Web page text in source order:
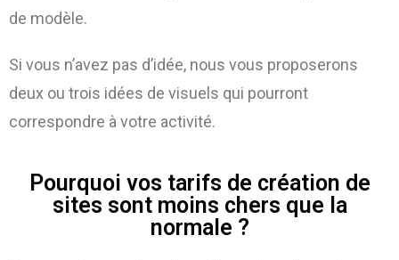
de modèle.
Si vous n’avez pas d’idée, nous vous proposerons
deux ou trois idées de visuels qui pourront
correspondre à votre activité.
Pourquoi vos tarifs de création de
sites sont moins chers que la
normale ?